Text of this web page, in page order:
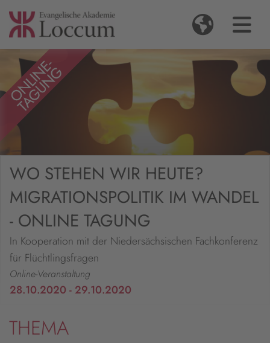
WO STEHEN WIR HEUTE?
MIGRATIONSPOLITIK IM WANDEL
- ONLINE TAGUNG
In Kooperation mit der Niedersächsischen Fachkonferenz
für Flüchtlingsfragen
Online-Veranstaltung
28.10.2020 - 29.10.2020
THEMA